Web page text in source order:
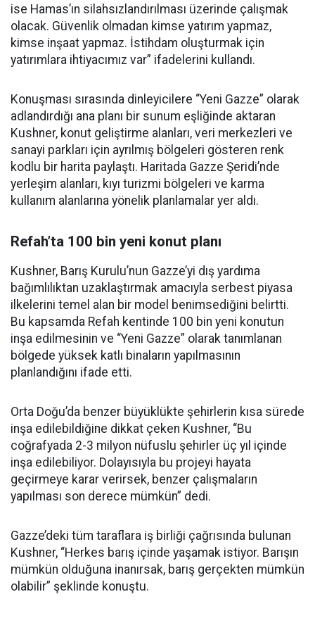
ise Hamas’ın silahsızlandırılması üzerinde çalışmak
olacak. Güvenlik olmadan kimse yatırım yapmaz,
kimse inşaat yapmaz. İstihdam oluşturmak için
yatırımlara ihtiyacımız var” ifadelerini kullandı.
Konuşması sırasında dinleyicilere “Yeni Gazze” olarak
adlandırdığı ana planı bir sunum eşliğinde aktaran
Kushner, konut geliştirme alanları, veri merkezleri ve
sanayi parkları için ayrılmış bölgeleri gösteren renk
kodlu bir harita paylaştı. Haritada Gazze Şeridi’nde
yerleşim alanları, kıyı turizmi bölgeleri ve karma
kullanım alanlarına yönelik planlamalar yer aldı.
Refah’ta 100 bin yeni konut planı
Kushner, Barış Kurulu’nun Gazze’yi dış yardıma
bağımlılıktan uzaklaştırmak amacıyla serbest piyasa
ilkelerini temel alan bir model benimsediğini belirtti.
Bu kapsamda Refah kentinde 100 bin yeni konutun
inşa edilmesinin ve “Yeni Gazze” olarak tanımlanan
bölgede yüksek katlı binaların yapılmasının
planlandığını ifade etti.
Orta Doğu’da benzer büyüklükte şehirlerin kısa sürede
inşa edilebildiğine dikkat çeken Kushner, “Bu
coğrafyada 2-3 milyon nüfuslu şehirler üç yıl içinde
inşa edilebiliyor. Dolayısıyla bu projeyi hayata
geçirmeye karar verirsek, benzer çalışmaların
yapılması son derece mümkün” dedi.
Gazze’deki tüm taraflara iş birliği çağrısında bulunan
Kushner, “Herkes barış içinde yaşamak istiyor. Barışın
mümkün olduğuna inanırsak, barış gerçekten mümkün
olabilir” şeklinde konuştu.